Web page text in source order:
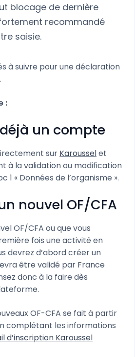
blocage de dernière
recommandé
saisie.
à suivre pour une déclaration
:
un compte
sur Karousselet
à la validation ou modification
1 « Données de l’organisme ».
nouvel OF/CFA
OF/CFA ou que vous
fois une activité en
devrez d’abord créer un
être validé par France
donc à la faire dès
OF-CFA se fait à partir
complétant les informations
d’inscription Karoussel